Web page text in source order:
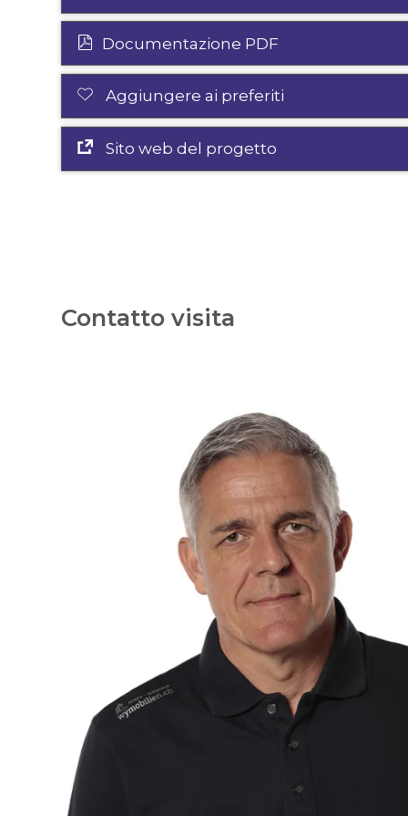
Documentazione PDF
Aggiungere ai preferiti
Sito web del progetto
Contatto visita